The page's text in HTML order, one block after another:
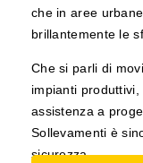
che in aree
brillantemente le
Che si parli di
impianti
assistenza a
Sollevamenti è
sicurezza